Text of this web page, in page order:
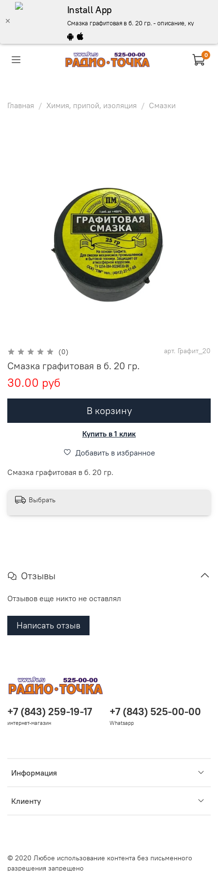
Install App
Смазка графитовая в б. 20 гр. - описание, купить,
0
Главная Химия, припой, изоляция Смазки
(0) арт. Графит_20
Смазка графитовая в б. 20 гр.
30.00 руб
В корзину
Купить в 1 клик
Добавить в избранное
Смазка графитовая в б. 20 гр.
Выбрать
Отзывы
Отзывов еще никто не оставлял
Написать отзыв
Информация
Клиенту
+7 (843) 259-19-17
интернет-магазин
+7 (843) 525-00-00
Whatsapp
© 2020 Любое использование контента без письменного
разрешения запрещено